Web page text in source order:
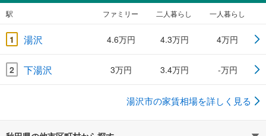
駅 ファミリー 二人暮らし 一人暮らし
1 湯沢 4.6万円 4.3万円 4万円
2 下湯沢 3万円 3.4万円 -万円
湯沢市の家賃相場を詳しく見る